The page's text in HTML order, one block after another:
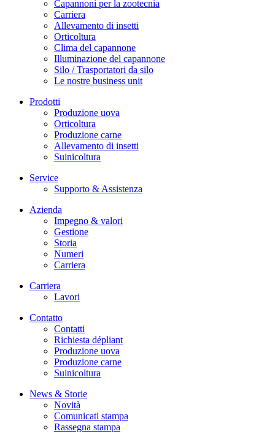
Capannoni per la zootecnia
Carriera
Allevamento di insetti
Orticoltura
Clima del capannone
Illuminazione del capannone
Silo / Trasportatori da silo
Le nostre business unit
Prodotti
Produzione uova
Orticoltura
Produzione carne
Allevamento di insetti
Suinicoltura
Service
Supporto & Assistenza
Azienda
Impegno & valori
Gestione
Storia
Numeri
Carriera
Carriera
Lavori
Contatto
Contatti
Richiesta dépliant
Produzione uova
Produzione carne
Suinicoltura
News & Storie
Novità
Comunicati stampa
Rassegna stampa